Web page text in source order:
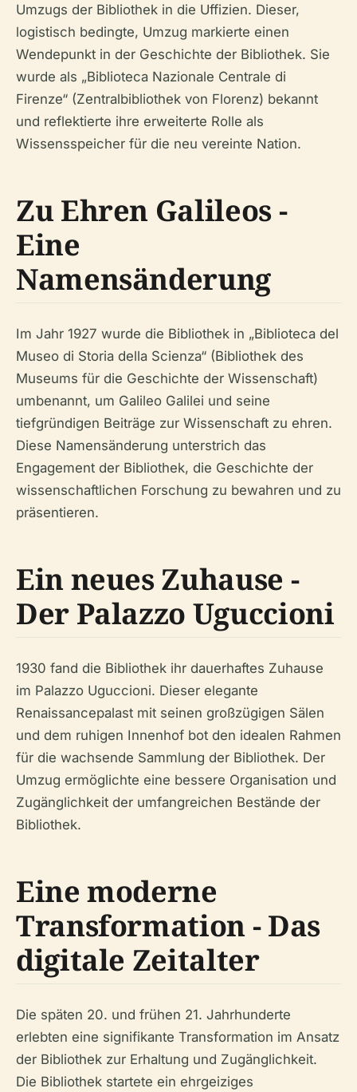
Umzugs der Bibliothek in die Uffizien. Dieser,
logistisch bedingte, Umzug markierte einen
Wendepunkt in der Geschichte der Bibliothek. Sie
wurde als „Biblioteca Nazionale Centrale di
Firenze“ (Zentralbibliothek von Florenz) bekannt
und reflektierte ihre erweiterte Rolle als
Wissensspeicher für die neu vereinte Nation.
Zu Ehren Galileos -
Eine
Namensänderung
Im Jahr 1927 wurde die Bibliothek in „Biblioteca del
Museo di Storia della Scienza“ (Bibliothek des
Museums für die Geschichte der Wissenschaft)
umbenannt, um Galileo Galilei und seine
tiefgründigen Beiträge zur Wissenschaft zu ehren.
Diese Namensänderung unterstrich das
Engagement der Bibliothek, die Geschichte der
wissenschaftlichen Forschung zu bewahren und zu
präsentieren.
Ein neues Zuhause -
Der Palazzo Uguccioni
1930 fand die Bibliothek ihr dauerhaftes Zuhause
im Palazzo Uguccioni. Dieser elegante
Renaissancepalast mit seinen großzügigen Sälen
und dem ruhigen Innenhof bot den idealen Rahmen
für die wachsende Sammlung der Bibliothek. Der
Umzug ermöglichte eine bessere Organisation und
Zugänglichkeit der umfangreichen Bestände der
Bibliothek.
Eine moderne
Transformation - Das
digitale Zeitalter
Die späten 20. und frühen 21. Jahrhunderte
erlebten eine signifikante Transformation im Ansatz
der Bibliothek zur Erhaltung und Zugänglichkeit.
Die Bibliothek startete ein ehrgeiziges